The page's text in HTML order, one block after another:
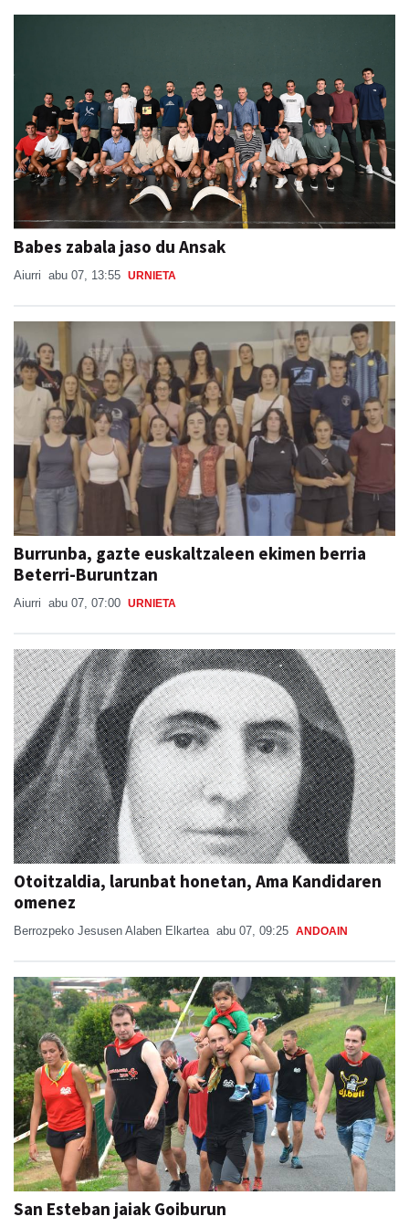
Babes zabala jaso du Ansak
Aiurri abu 07, 13:55 URNIETA
Burrunba, gazte euskaltzaleen ekimen berria
Beterri-Buruntzan
Aiurri abu 07, 07:00 URNIETA
Otoitzaldia, larunbat honetan, Ama Kandidaren
omenez
Berrozpeko Jesusen Alaben Elkartea abu 07, 09:25 ANDOAIN
San Esteban jaiak Goiburun